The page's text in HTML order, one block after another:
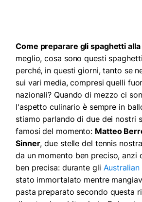
Come preparare gli spaghetti
meglio, cosa sono questi
perché, in questi giorni, tanto se
sui vari media, compresi quelli
nazionali? Quando di mezzo ci
l'aspetto culinario è sempre in
stiamo parlando di due dei nostri
famosi del momento: Matteo
Sinner, due stelle del tennis
da un momento ben preciso, anzi
ben precisa: durante gli Australian
stato immortalato mentre
pasta preparato secondo questa